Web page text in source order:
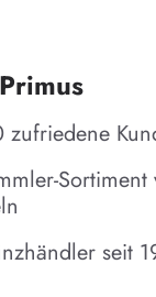
seit